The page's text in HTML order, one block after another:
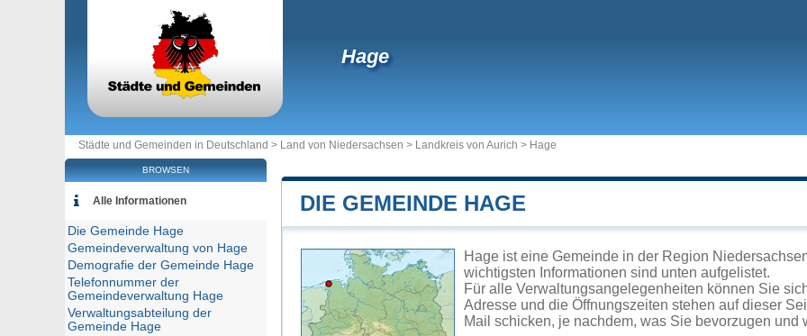
Hage
Städte und Gemeinden in Deutschland > Land von Niedersachsen > Landkreis von Aurich > Hage
DIE GEMEINDE HAGE
Hage ist eine Gemeinde in der Region
wichtigsten Informationen sind unten aufgelistet.
Für alle Verwaltungsangelegenheiten können Sie
Adresse und die Öffnungszeiten stehen auf dieser
Mail schicken, je nachdem, was Sie bevorzugen
BROWSEN
Alle Informationen
Die Gemeinde Hage
Gemeindeverwaltung von Hage
Demografie der Gemeinde Hage
Telefonnummer der
Gemeindeverwaltung Hage
Verwaltungsabteilung der
Gemeinde Hage